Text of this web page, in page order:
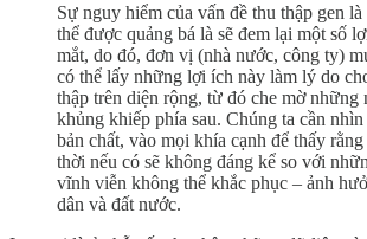
Sự nguy hiểm của vấn đề thu thập gen
thể được quảng bá là sẽ đem lại một số
mắt, do đó, đơn vị (nhà nước, công ty)
có thể lấy những lợi ích này làm lý do
thập trên diện rộng, từ đó che mờ những
khủng khiếp phía sau. Chúng ta cần
bản chất, vào mọi khía cạnh để thấy
thời nếu có sẽ không đáng kể so với
vĩnh viễn không thể khắc phục – ảnh
dân và đất nước.